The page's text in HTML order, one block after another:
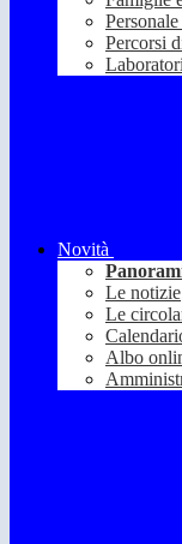
Percorsi
Novità
Le notizie
Le
Albo